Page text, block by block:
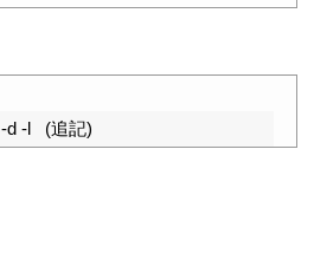
-d -l (追記)